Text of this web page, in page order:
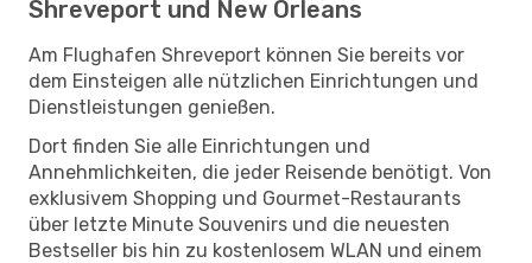
Shreveport und New Orleans
Am Flughafen Shreveport können Sie bereits vor
dem Einsteigen alle nützlichen Einrichtungen und
Dienstleistungen genießen.
Dort finden Sie alle Einrichtungen und
Annehmlichkeiten, die jeder Reisende benötigt. Von
exklusivem Shopping und Gourmet-Restaurants
über letzte Minute Souvenirs und die neuesten
Bestseller bis hin zu kostenlosem WLAN und einem